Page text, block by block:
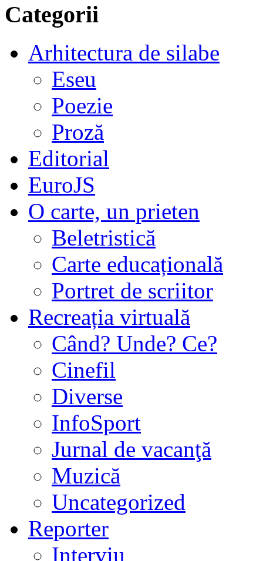
Categorii
Arhitectura de silabe
Eseu
Poezie
Proză
Editorial
EuroJS
O carte, un prieten
Beletristică
Carte educațională
Portret de scriitor
Recreația virtuală
Când? Unde? Ce?
Cinefil
Diverse
InfoSport
Jurnal de vacanţă
Muzică
Uncategorized
Reporter
Interviu